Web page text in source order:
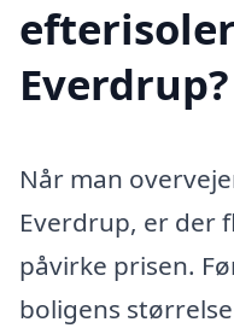
Everdrup?
Når man
Everdrup, er der
påvirke prisen.
boligens